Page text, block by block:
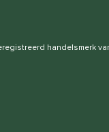
handelsmerk